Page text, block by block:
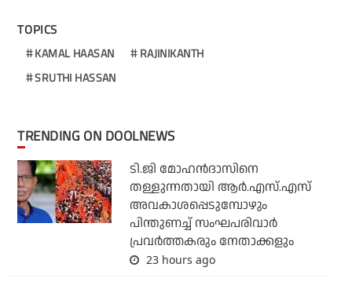
TOPICS
KAMAL HAASAN
RAJINIKANTH
SRUTHI HASSAN
TRENDING ON DOOLNEWS
ടി.ജി മോഹന്‍ദാസിനെ
തള്ളുന്നതായി ആര്‍.എസ്.എസ്
അവകാശപ്പെടുമ്പോഴും
പിന്തുണച്ച് സംഘപരിവാര്‍
പ്രവര്‍ത്തകരും നേതാക്കളും
23 hours ago